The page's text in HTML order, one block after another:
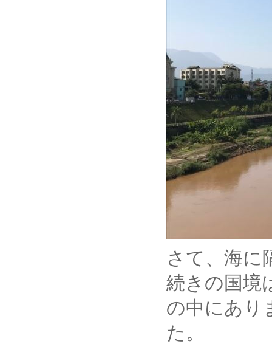
さて、海に
続きの国境
の中にあり
た。